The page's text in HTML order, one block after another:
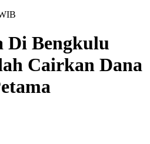
Di Bengkulu
Cairkan Dana